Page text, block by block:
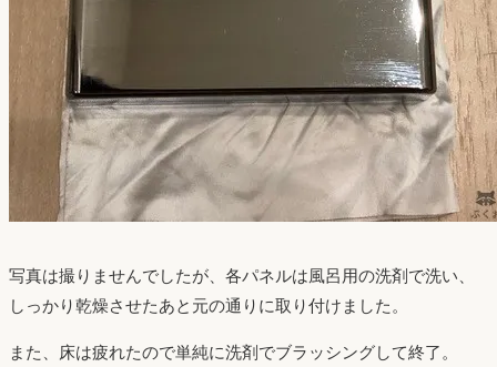
写真は撮りませんでしたが、各パネルは風呂用の洗剤で洗い、
しっかり乾燥させたあと元の通りに取り付けました。
また、床は疲れたので単純に洗剤でブラッシングして終了。